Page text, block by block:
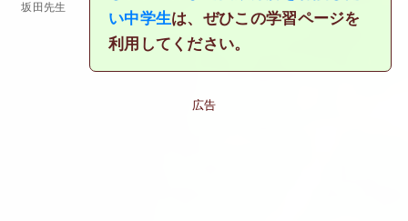
坂田先生
い中学生は、ぜひこの学習ページを
利用してください。
広告